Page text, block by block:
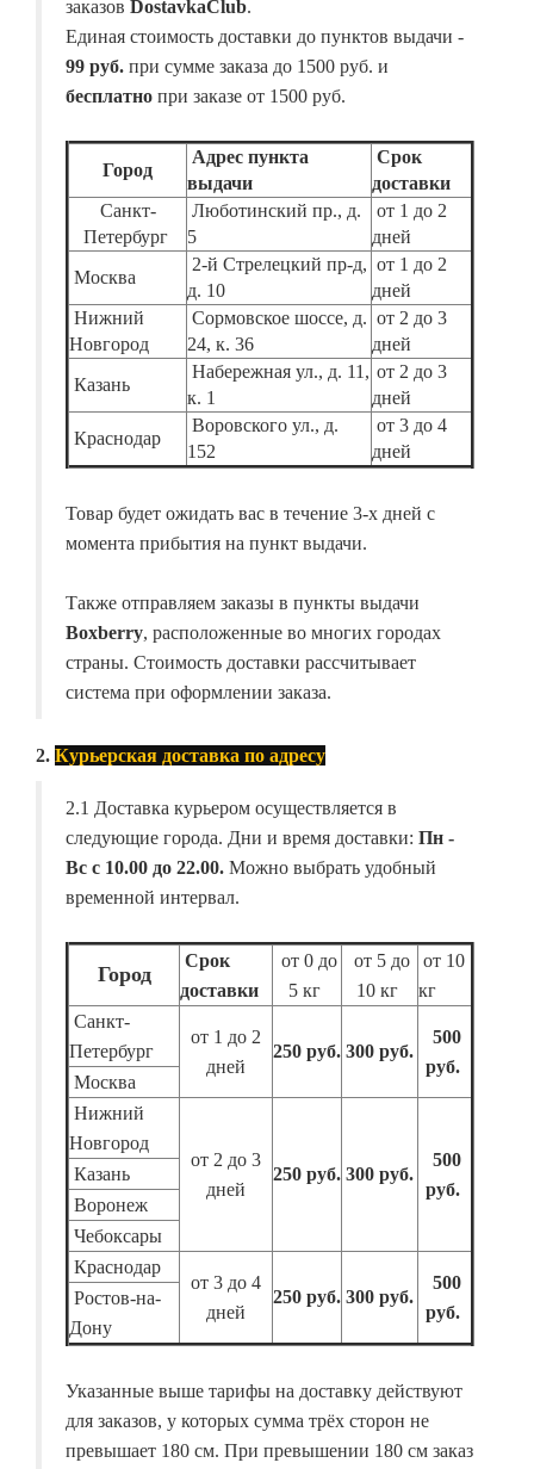
заказов DostavkaClub.
Единая стоимость доставки до пунктов выдачи -
99 руб. при сумме заказа до 1500 руб. и
бесплатно при заказе от 1500 руб.
Город
Адрес пункта
выдачи
Срок
доставки
Санкт-
Петербург
Люботинский пр., д.
5
от 1 до 2
дней
Москва
2-й Стрелецкий пр-д,
д. 10
от 1 до 2
дней
Нижний
Новгород
Сормовское шоссе, д.
24, к. 36
от 2 до 3
дней
Казань
Набережная ул., д. 11,
к. 1
от 2 до 3
дней
Краснодар
Воровского ул., д.
152
от 3 до 4
дней
Товар будет ожидать вас в течение 3-х дней с
момента прибытия на пункт выдачи.
Также отправляем заказы в пункты выдачи
Boxberry, расположенные во многих городах
страны. Стоимость доставки рассчитывает
система при оформлении заказа.
2. Курьерская доставка по адресу
2.1 Доставка курьером осуществляется в
следующие города. Дни и время доставки: Пн -
Вс с 10.00 до 22.00. Можно выбрать удобный
временной интервал.
Город
Срок
доставки
от 0 до
5 кг
от 5 до
10 кг
от 10
кг
Санкт-
Петербург
от 1 до 2
дней
250 руб. 300 руб.
500
руб.
Москва
Нижний
Новгород
от 2 до 3
дней
250 руб. 300 руб.
500
руб.
Казань
Воронеж
Чебоксары
Краснодар
от 3 до 4
дней
250 руб. 300 руб.
500
руб.
Ростов-на-
Дону
Указанные выше тарифы на доставку действуют
для заказов, у которых сумма трёх сторон не
превышает 180 см. При превышении 180 см заказ